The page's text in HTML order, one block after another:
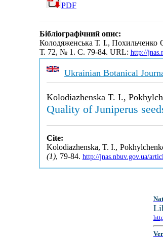
PDF
Бібліографічний опис:
Колодяженська Т. І., Похильченко
Т. 72, № 1. С. 79-84. URL: http://
Ukrainian Botanical
Kolodiazhenska T. I.,
Quality of Juniperus
Cite:
Kolodiazhenska, T. I.,
(1), 79-84. http://jnas.nbuv.gov.ua/